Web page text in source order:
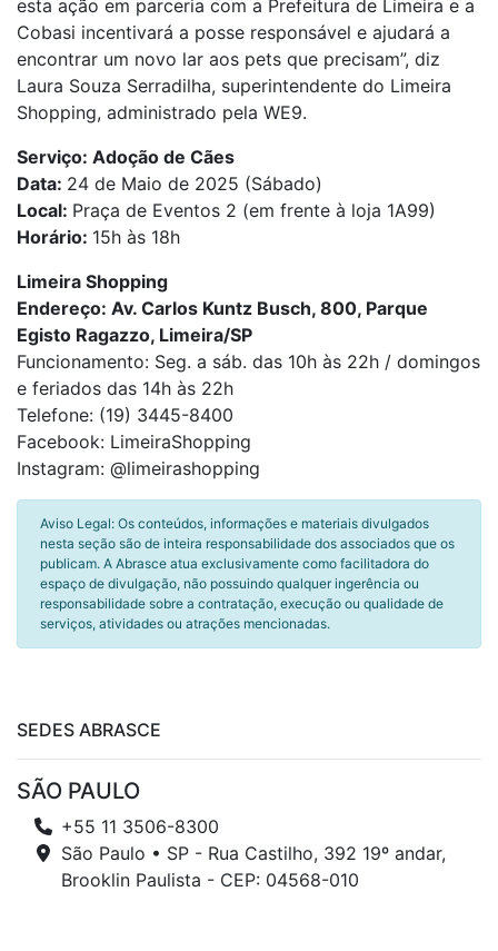
esta ação em parceria com a Prefeitura de Limeira e a
Cobasi incentivará a posse responsável e ajudará a
encontrar um novo lar aos pets que precisam”, diz
Laura Souza Serradilha, superintendente do Limeira
Shopping, administrado pela WE9.
Serviço: Adoção de Cães
Data: 24 de Maio de 2025 (Sábado)
Local: Praça de Eventos 2 (em frente à loja 1A99)
Horário: 15h às 18h
Limeira Shopping
Endereço: Av. Carlos Kuntz Busch, 800, Parque
Egisto Ragazzo, Limeira/SP
Funcionamento: Seg. a sáb. das 10h às 22h / domingos
e feriados das 14h às 22h
Telefone: (19) 3445-8400
Facebook: LimeiraShopping
Instagram: @limeirashopping
Aviso Legal: Os conteúdos, informações e materiais divulgados
nesta seção são de inteira responsabilidade dos associados que os
publicam. A Abrasce atua exclusivamente como facilitadora do
espaço de divulgação, não possuindo qualquer ingerência ou
responsabilidade sobre a contratação, execução ou qualidade de
serviços, atividades ou atrações mencionadas.
SEDES ABRASCE
SÃO PAULO
+55 11 3506-8300
São Paulo • SP - Rua Castilho, 392 19º andar,
Brooklin Paulista - CEP: 04568-010